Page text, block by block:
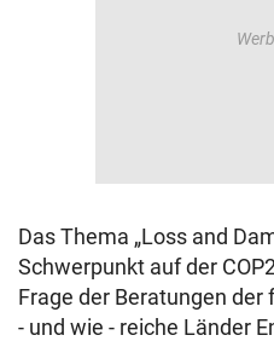
Das Thema „Loss and
Schwerpunkt auf der
Frage der Beratungen
- und wie - reiche Länder